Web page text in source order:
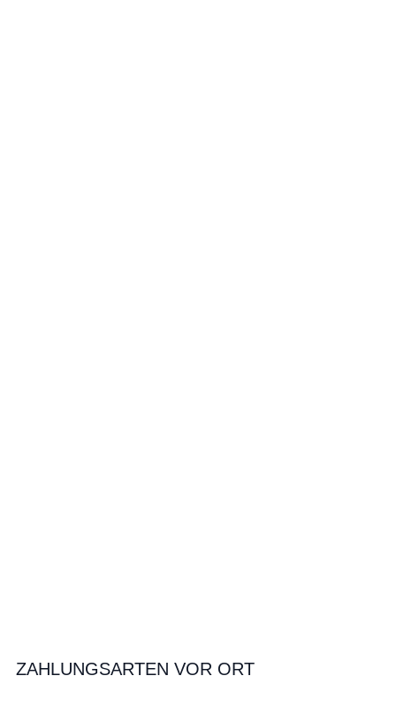
ZAHLUNGSARTEN VOR ORT